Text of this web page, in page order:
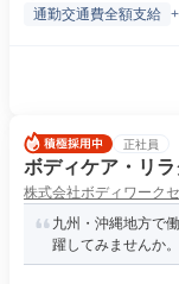
通勤交通費全額支給
正社員
ボディケア・リ
株式会社ボディワーク
九州・沖縄地方で
躍してみませんか。